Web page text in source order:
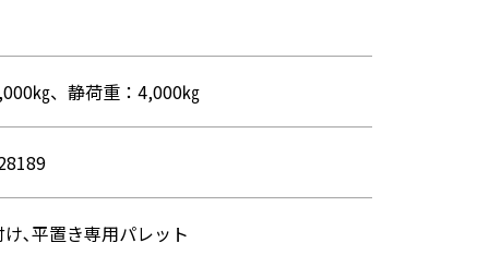
㎏、静荷重：4,000㎏
､平置き専用パレット